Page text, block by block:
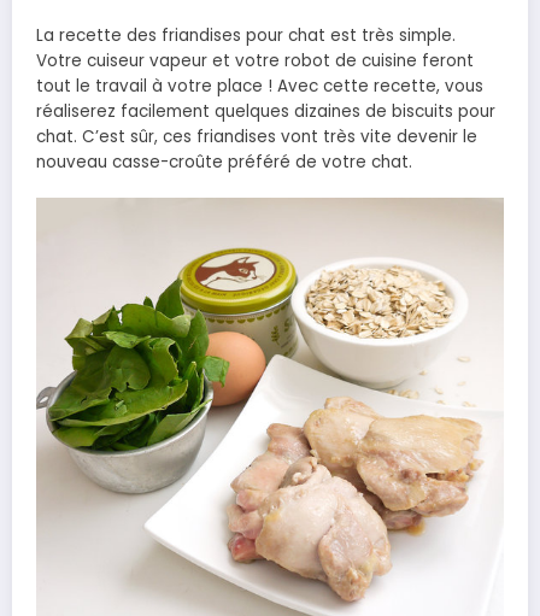
La recette des friandises pour chat est très simple.
Votre cuiseur vapeur et votre robot de cuisine feront
tout le travail à votre place ! Avec cette recette, vous
réaliserez facilement quelques dizaines de biscuits pour
chat. C’est sûr, ces friandises vont très vite devenir le
nouveau casse-croûte préféré de votre chat.